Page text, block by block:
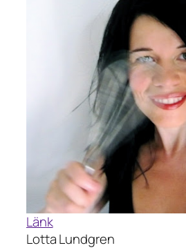
Länk
Lotta Lundgren